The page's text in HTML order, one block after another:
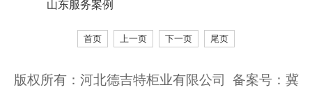
山东服务案例
首页 上一页 下一页 尾页
版权所有：河北德吉特柜业有限公司 备案号： 冀